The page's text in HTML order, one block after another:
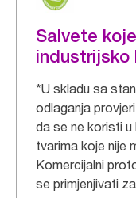
Salvete
industrijsko
*U skladu sa
odlaganja
da se ne koristi u
tvarima koje nije
Komercijalni
se primjenjivati